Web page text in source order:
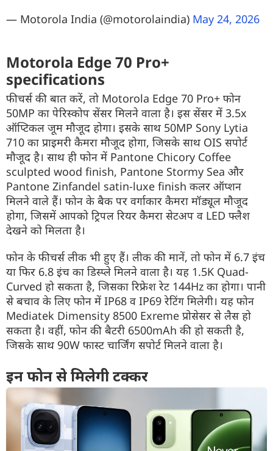
— Motorola India (@motorolaindia) May 24, 2026
Motorola Edge 70 Pro+
specifications
फीचर्स की बात करें, तो Motorola Edge 70 Pro+ फोन
50MP का पेरिस्कोप सेंसर मिलने वाला है। इस सेंसर में 3.5x
ऑप्टिकल जूम मौजूद होगा। इसके साथ 50MP Sony Lytia
710 का प्राइमरी कैमरा मौजूद होगा, जिसके साथ OIS सपोर्ट
मौजूद है। साथ ही फोन में Pantone Chicory Coffee
sculpted wood finish, Pantone Stormy Sea और
Pantone Zinfandel satin-luxe finish कलर ऑप्शन
मिलने वाले हैं। फोन के बैक पर वर्गाकार कैमरा मॉड्यूल मौजूद
होगा, जिसमें आपको ट्रिपल रियर कैमरा सेटअप व LED फ्लैश
देखने को मिलता है।
फोन के फीचर्स लीक भी हुए हैं। लीक की मानें, तो फोन में 6.7 इंच
या फिर 6.8 इंच का डिस्प्ले मिलने वाला है। यह 1.5K Quad-
Curved हो सकता है, जिसका रिफ्रेश रेट 144Hz का होगा। पानी
से बचाव के लिए फोन में IP68 व IP69 रेटिंग मिलेगी। यह फोन
Mediatek Dimensity 8500 Exreme प्रोसेसर से लैस हो
सकता है। वहीं, फोन की बैटरी 6500mAh की हो सकती है,
जिसके साथ 90W फास्ट चार्जिंग सपोर्ट मिलने वाला है।
इन फोन से मिलेगी टक्कर